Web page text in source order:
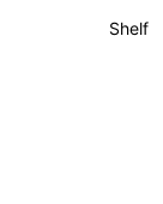
Shelf